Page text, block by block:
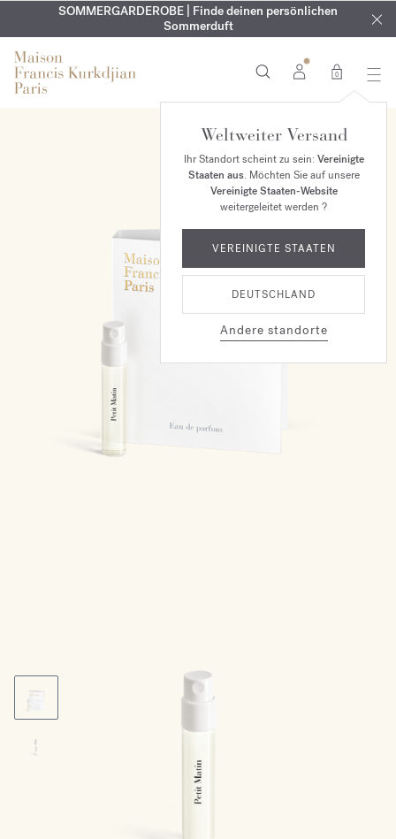
EXKLUSIV | Erhalten Sie OUD velvet moodin Ihrer Bestellung*
KOSTENLOSE GRAVUR | Auf alle Düfte und Körperöle bis zum
9. August
SOMMERGARDEROBE | Finde deinen persönlichen
Sommerduft
0
Weltweiter Versand
Ihr Standort scheint zu sein: Vereinigte
Staaten aus. Möchten Sie auf unsere
Vereinigte Staaten-Website
weitergeleitet werden ?
VEREINIGTE STAATEN
DEUTSCHLAND
Andere standorte